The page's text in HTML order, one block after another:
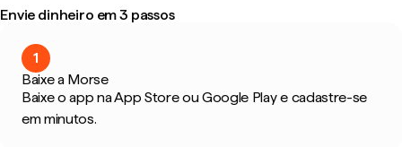
Envie dinheiro em 3 passos
1
Baixe a Morse
Baixe o app na App Store ou Google Play e cadastre-se
em minutos.